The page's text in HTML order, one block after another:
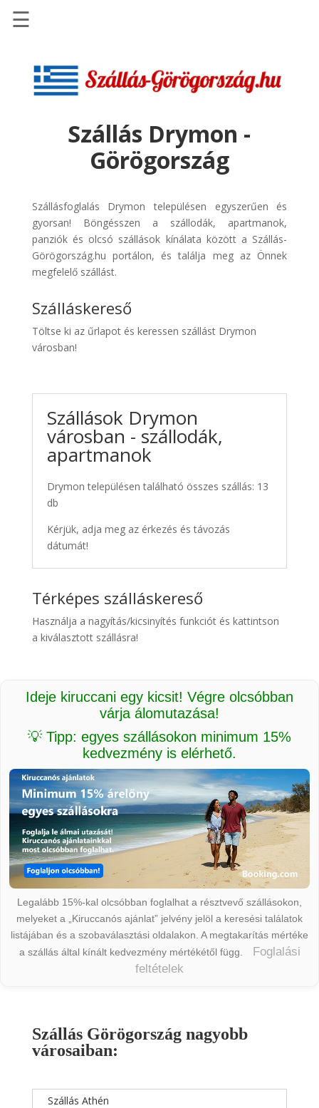
Szállások
Repülőjegy
pénzvisszatérítéssel
Discover
Cars
Transzfer
Kiwi
Taxi
☰
Szállás Drymon -
Görögország
Szállásfoglalás Drymon településen egyszerűen és
gyorsan! Böngésszen a szállodák, apartmanok,
panziók és olcsó szállások kínálata között a Szállás-
Görögország.hu portálon, és találja meg az Önnek
megfelelő szállást.
Szálláskereső
Töltse ki az űrlapot és keressen szállást Drymon
városban!
Szállások Drymon
városban - szállodák,
apartmanok
Drymon településen található összes szállás: 13
db
Kérjük, adja meg az érkezés és távozás
dátumát!
Térképes szálláskereső
Használja a nagyítás/kicsinyítés funkciót és kattintson
a kiválasztott szállásra!
Ideje kiruccani egy kicsit! Végre olcsóbban
várja álomutazása!
💡 Tipp: egyes szállásokon minimum 15%
kedvezmény is elérhető.
Legalább 15%-kal olcsóbban foglalhat a résztvevő szállásokon,
melyeket a „Kiruccanós ajánlat” jelvény jelöl a keresési találatok
listájában és a szobaválasztási oldalakon. A megtakarítás mértéke
a szállás által kínált kedvezmény mértékétől függ.
Foglalási
feltételek
Szállás Görögország nagyobb
városaiban:
Szállás Athén